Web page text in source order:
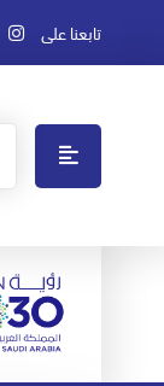
تابعنا على